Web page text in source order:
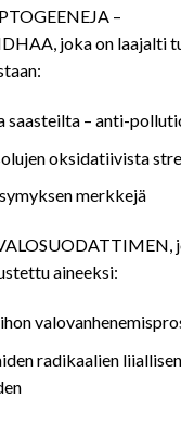
–
joka on laajalti
saasteilta – anti-
oksidatiivista
merkkejä
aineeksi:
radikaalien liiallisen